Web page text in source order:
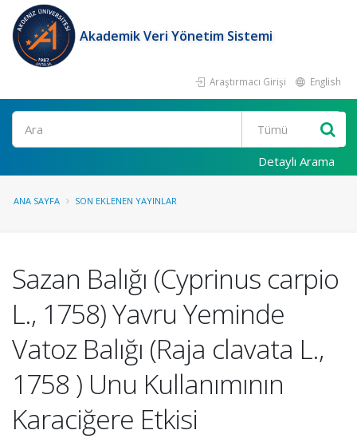
Akademik Veri Yönetim Sistemi
Araştırmacı Girişi English
Ara
Detaylı Arama
ANA SAYFA SON EKLENEN YAYINLAR
Sazan Balığı (Cyprinus carpio
L., 1758) Yavru Yeminde
Vatoz Balığı (Raja clavata L.,
1758 ) Unu Kullanımının
Karaciğere Etkisi